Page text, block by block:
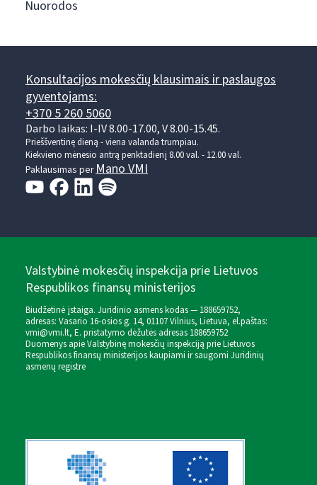
Nuorodos
Konsultacijos mokesčių klausimais ir paslaugos
gyventojams:
+370 5 260 5060
Darbo laikas: I-IV 8.00-17.00, V 8.00-15.45.
Prieššventinę dieną - viena valanda trumpiau.
Kiekvieno mėnesio antrą penktadienį 8.00 val. - 12.00 val.
Paklausimas perMano VMI
Valstybinė mokesčių inspekcija prie Lietuvos
Respublikos finansų ministerijos
Biudžetinė įstaiga. Juridinio asmens kodas — 188659752,
adresas: Vasario 16-osios g. 14, 01107 Vilnius, Lietuva, el.paštas:
vmi@vmi.lt, E. pristatymo dėžutės adresas 188659752
Duomenys apie Valstybinę mokesčių inspekciją prie Lietuvos
Respublikos finansų ministerijos kaupiami ir saugomi Juridinių
asmenų registre